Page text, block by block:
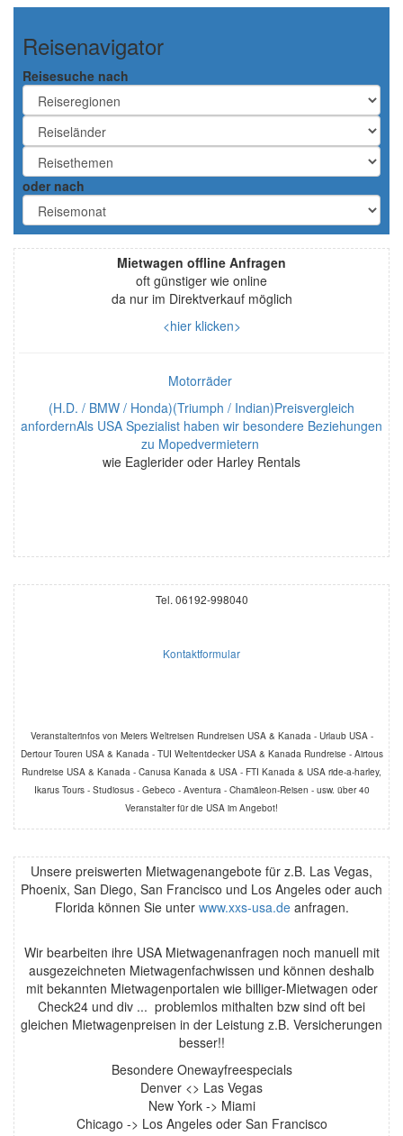
Reisenavigator
Reisesuche nach
oder nach
Mietwagen offline Anfragen
oft günstiger wie online
da nur im Direktverkauf möglich
<hier klicken>
Motorräder
(H.D. / BMW / Honda)(Triumph / Indian)Preisvergleich
anfordernAls USA Spezialist haben wir besondere Beziehungen
zu Mopedvermietern
wie Eaglerider oder Harley Rentals
Tel. 06192-998040
Kontaktformular
Veranstalterinfos von Meiers Weltreisen Rundreisen USA & Kanada - Urlaub USA -
Dertour Touren USA & Kanada - TUI Weltentdecker USA & Kanada Rundreise - Airtous
Rundreise USA & Kanada - Canusa Kanada & USA - FTI Kanada & USA ride-a-harley,
Ikarus Tours - Studiosus - Gebeco - Aventura - Chamäleon-Reisen - usw. über 40
Veranstalter für die USA im Angebot!
Unsere preiswerten Mietwagenangebote für z.B. Las Vegas,
Phoenix, San Diego, San Francisco und Los Angeles oder auch
Florida können Sie unter www.xxs-usa.deanfragen.
Wir bearbeiten ihre USA Mietwagenanfragen noch manuell mit
ausgezeichneten Mietwagenfachwissen und können deshalb
mit bekannten Mietwagenportalen wie billiger-Mietwagen oder
Check24 und div ... problemlos mithalten bzw sind oft bei
gleichen Mietwagenpreisen in der Leistung z.B. Versicherungen
besser!!
Besondere Onewayfreespecials
Denver <> Las Vegas
New York -> Miami
Chicago -> Los Angeles oder San Francisco